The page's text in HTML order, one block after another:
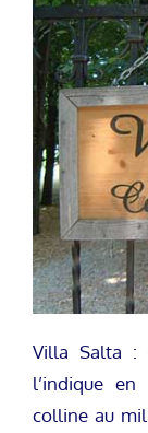
Villa Salta :
l’indique
colline au